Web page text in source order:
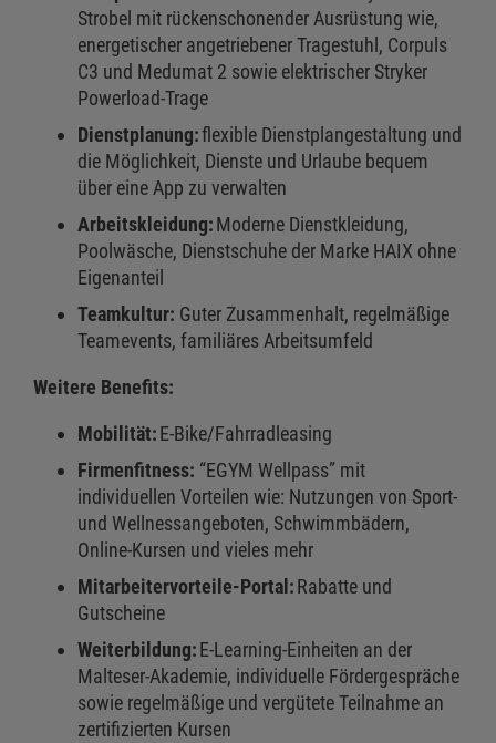
Strobel mit rückenschonender Ausrüstung wie,
energetischer angetriebener Tragestuhl, Corpuls
C3 und Medumat 2 sowie elektrischer Stryker
Powerload-Trage
Dienstplanung:flexible Dienstplangestaltung und
die Möglichkeit, Dienste und Urlaube bequem
über eine App zu verwalten
Arbeitskleidung:Moderne Dienstkleidung,
Poolwäsche, Dienstschuhe der Marke HAIX ohne
Eigenanteil
Teamkultur: Guter Zusammenhalt, regelmäßige
Teamevents, familiäres Arbeitsumfeld
Weitere Benefits:
Mobilität:E-Bike/Fahrradleasing
Firmenfitness: “EGYM Wellpass” mit
individuellen Vorteilen wie: Nutzungen von Sport-
und Wellnessangeboten, Schwimmbädern,
Online-Kursen und vieles mehr
Mitarbeitervorteile-Portal:Rabatte und
Gutscheine
Weiterbildung:E-Learning-Einheiten an der
Malteser-Akademie, individuelle Fördergespräche
sowie regelmäßige und vergütete Teilnahme an
zertifizierten Kursen